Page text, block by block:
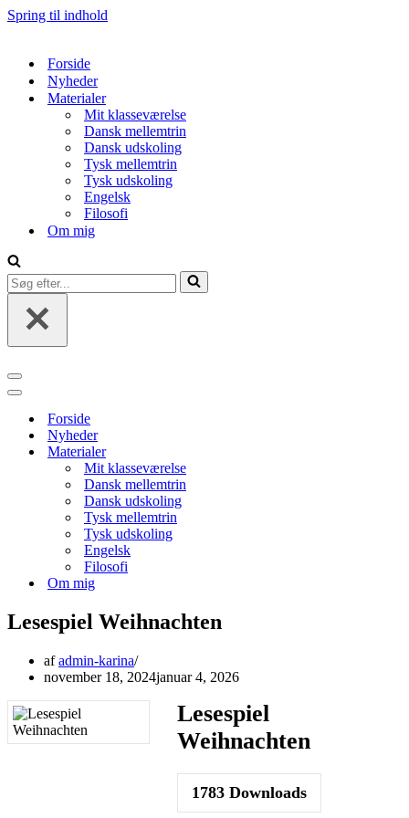
Spring til indhold
Forside
Nyheder
Materialer
Mit klasseværelse
Dansk mellemtrin
Dansk udskoling
Tysk mellemtrin
Tysk udskoling
Engelsk
Filosofi
Om mig
Søg
efter...
Navigation
menu
Navigation
Forside
Nyheder
Materialer
Mit klasseværelse
Dansk mellemtrin
Dansk udskoling
Tysk mellemtrin
Tysk udskoling
Engelsk
Filosofi
Om mig
Lesespiel Weihnachten
afadmin-karina
november 18, 2024januar 4, 2026
Lesespiel
Weihnachten
1783Downloads